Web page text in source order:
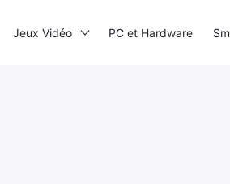
Jeux Vidéo PC et Hardware